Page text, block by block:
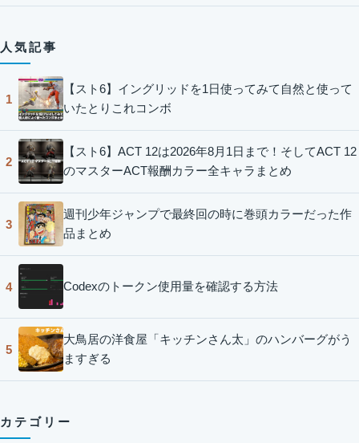
人気記事
1
【スト6】イングリッドを1日使ってみて自然と使って
いたとりこれコンボ
2
【スト6】ACT 12は2026年8月1日まで！そしてACT 12
のマスターACT報酬カラー全キャラまとめ
3
週刊少年ジャンプで最終回の時に巻頭カラーだった作
品まとめ
4 Codexのトークン使用量を確認する方法
5
大鳥居の洋食屋「キッチンさん太」のハンバーグがう
ますぎる
カテゴリー